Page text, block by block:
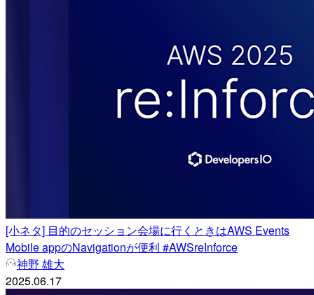
[小ネタ] 目的のセッション会場に行くときはAWS Events
Mobile appのNavigationが便利 #AWSreInforce
神野 雄大
2025.06.17